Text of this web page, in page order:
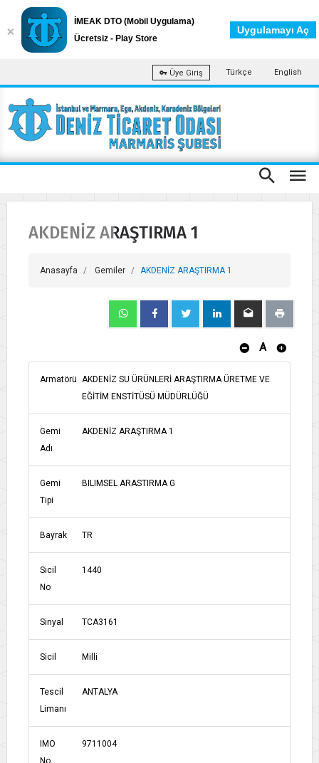
Üye Giriş Türkçe English
AKDENİZ ARAŞTIRMA 1
Anasayfa Gemiler AKDENİZ ARAŞTIRMA 1
A
Armatörü AKDENİZ SU ÜRÜNLERİ ARAŞTIRMA ÜRETME VE
EĞİTİM ENSTİTÜSÜ MÜDÜRLÜĞÜ
Gemi
Adı
AKDENİZ ARAŞTIRMA 1
Gemi
Tipi
BILIMSEL ARASTIRMA G
Bayrak TR
Sicil
No
1440
Sinyal TCA3161
Sicil Milli
Tescil
Limanı
ANTALYA
IMO
No
9711004
İMEAK DTO (Mobil Uygulama)
Ücretsiz - Play Store
Uygulamayı Aç